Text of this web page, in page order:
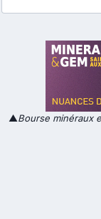
▲Bourse minéraux